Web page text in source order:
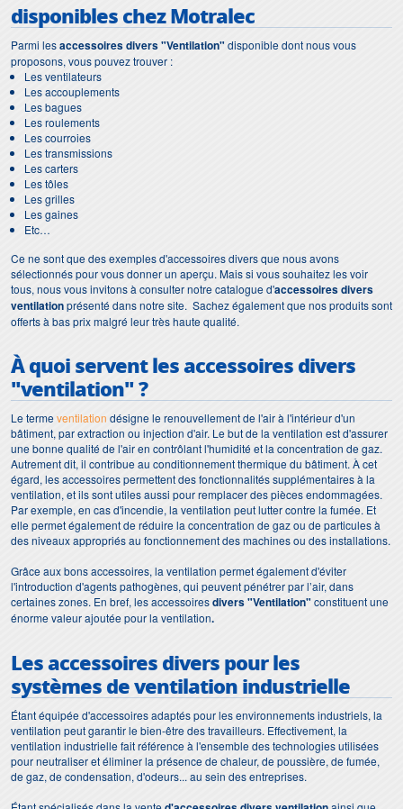
disponibles chez Motralec
Parmi lesaccessoires divers "Ventilation" disponible dont nous vous
proposons, vous pouvez trouver :
Les ventilateurs
Les accouplements
Les bagues
Les roulements
Les courroies
Les transmissions
Les carters
Les tôles
Les grilles
Les gaines
Etc…
Ce ne sont que des exemples d'accessoires divers que nous avons
sélectionnés pour vous donner un aperçu. Mais si vous souhaitez les voir
tous, nous vous invitons à consulter notre catalogue d'accessoires divers
ventilationprésenté dans notre site. Sachez également que nos produits sont
offerts à bas prix malgré leur très haute qualité.
À quoi servent lesaccessoires divers
"ventilation" ?
Le termeventilation désigne le renouvellement de l'air à l'intérieur d'un
bâtiment, par extraction ou injection d'air. Le but de la ventilation est d'assurer
une bonne qualité de l'air en contrôlant l'humidité et la concentration de gaz.
Autrement dit, il contribue au conditionnement thermique du bâtiment. À cet
égard, les accessoires permettent des fonctionnalités supplémentaires à la
ventilation, et ils sont utiles aussi pour remplacer des pièces endommagées.
Par exemple, en cas d'incendie, la ventilation peut lutter contre la fumée. Et
elle permet également de réduire la concentration de gaz ou de particules à
des niveaux appropriés au fonctionnement des machines ou des installations.
Grâce aux bons accessoires, la ventilation permet également d'éviter
l'introduction d'agents pathogènes, qui peuvent pénétrer par l’air, dans
certaines zones. En bref, les accessoiresdivers "Ventilation" constituent une
énorme valeur ajoutée pour la ventilation.
Les accessoires divers pour les
systèmes de ventilation industrielle
Étant équipée d'accessoires adaptés pour les environnements industriels, la
ventilation peut garantir le bien-être des travailleurs. Effectivement, la
ventilation industrielle fait référence à l'ensemble des technologies utilisées
pour neutraliser et éliminer la présence de chaleur, de poussière, de fumée,
de gaz, de condensation, d'odeurs... au sein des entreprises.